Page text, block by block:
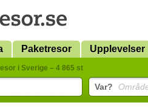
Paketresor Upplevelser
i Sverige – 4 865 st
Var?